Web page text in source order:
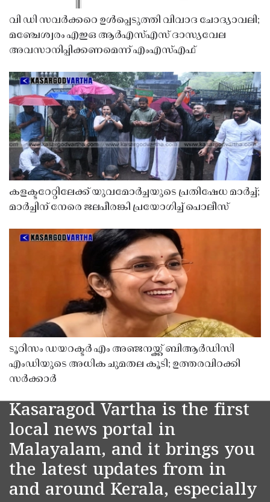
വി ഡി സവർക്കറെ ഉൾപ്പെടുത്തി വിവാദ ചോദ്യാവലി;
മഞ്ചേശ്വരം എഇഒ ആർഎസ്എസ് ദാസ്യവേല
അവസാനിപ്പിക്കണമെന്ന് എംഎസ്എഫ്
കളക്ടറേറ്റിലേക്ക് യുവമോർച്ചയുടെ പ്രതിഷേധ മാർച്ച്;
മാർച്ചിന് നേരെ ജലപീരങ്കി പ്രയോഗിച്ച് പൊലീസ്
ടൂറിസം ഡയറക്ടർ എം അഞ്ജനയ്ക്ക് ബിആർഡിസി
എംഡിയുടെ അധിക ചുമതല കൂടി; ഉത്തരവിറക്കി
സർക്കാർ
Kasaragod Vartha is the first
local news portal in
Malayalam, and it brings you
the latest updates from in
and around Kerala, especially